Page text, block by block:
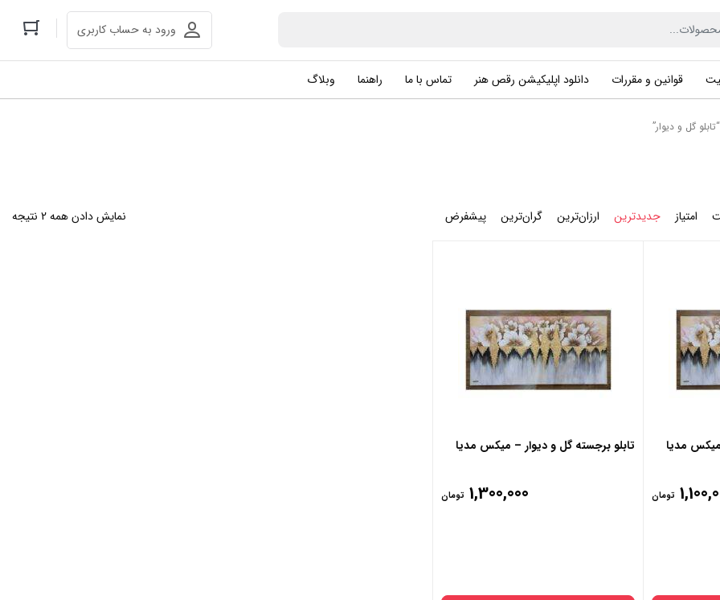
ورود به حساب کاربری
قوانین و مقررات دانلود اپلیکیشن رقص هنر تماس با ما راهنما وبلاگ
گل و دیوار”
نمایش دادن همه 2 نتیجه امتیاز جدیدترین ارزان‌ترین گران‌ترین پیشفرض
میکس مدیا
تومان
تابلو برجسته گل و دیوار – میکس مدیا
1,300,000 تومان